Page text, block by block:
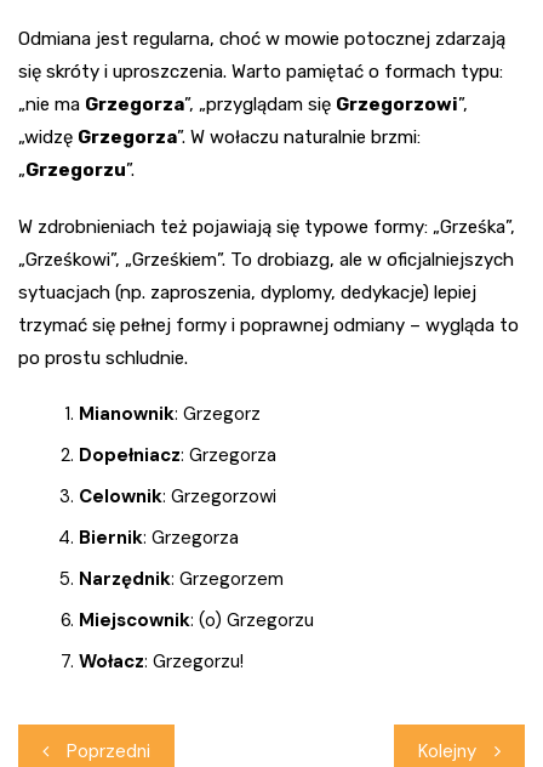
Odmiana jest regularna, choć w mowie potocznej zdarzają
się skróty i uproszczenia. Warto pamiętać o formach typu:
„nie ma Grzegorza”, „przyglądam się Grzegorzowi”,
„widzę Grzegorza”. W wołaczu naturalnie brzmi:
„Grzegorzu”.
W zdrobnieniach też pojawiają się typowe formy: „Grześka”,
„Grześkowi”, „Grześkiem”. To drobiazg, ale w oficjalniejszych
sytuacjach (np. zaproszenia, dyplomy, dedykacje) lepiej
trzymać się pełnej formy i poprawnej odmiany – wygląda to
po prostu schludnie.
Mianownik: Grzegorz
Dopełniacz: Grzegorza
Celownik: Grzegorzowi
Biernik: Grzegorza
Narzędnik: Grzegorzem
Miejscownik: (o) Grzegorzu
Wołacz: Grzegorzu!
Nawigacja
Poprzedni Kolejny